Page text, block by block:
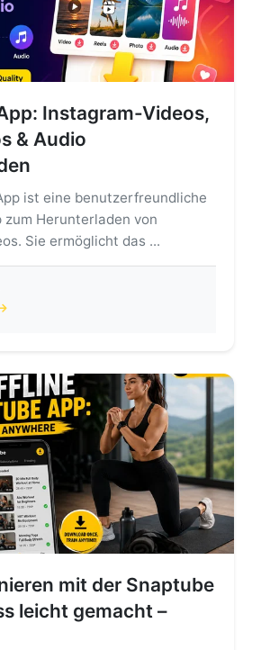
Instagram-Videos,
& Audio
ist eine benutzerfreundliche
Herunterladen von
Sie ermöglicht das ...
App: Instagram-Videos, Reels,
mit der Snaptube
leicht gemacht –